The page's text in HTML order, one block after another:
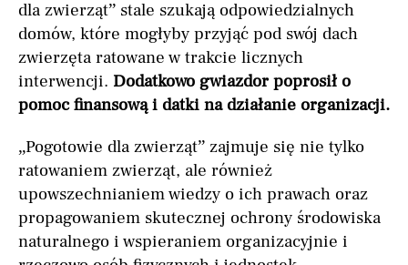
dla zwierząt” stale szukają odpowiedzialnych
domów, które mogłyby przyjąć pod swój dach
zwierzęta ratowane w trakcie licznych
interwencji. Dodatkowo gwiazdor poprosił o
pomoc finansową i datki na działanie organizacji.
„Pogotowie dla zwierząt” zajmuje się nie tylko
ratowaniem zwierząt, ale również
upowszechnianiem wiedzy o ich prawach oraz
propagowaniem skutecznej ochrony środowiska
naturalnego i wspieraniem organizacyjnie i